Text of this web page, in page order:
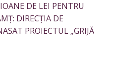
DE LEI PENTRU
DIRECȚIA DE
PROIECTUL „GRIJĂ